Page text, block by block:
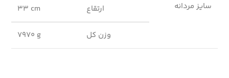
سایز مردانه
ارتقاع 33 cm
وزن کل 7970 g